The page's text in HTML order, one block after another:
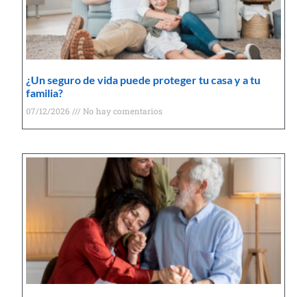
¿Un seguro de vida puede proteger tu casa y a tu
familia?
07/12/2026 No hay comentarios